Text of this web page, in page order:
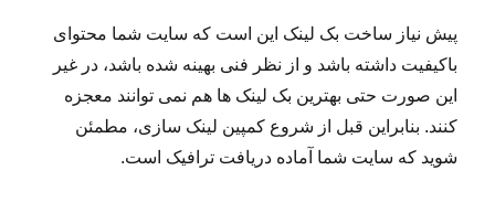
پیش نیاز ساخت بک لینک این است که سایت شما محتوای
باکیفیت داشته باشد و از نظر فنی بهینه شده باشد، در غیر
این صورت حتی بهترین بک لینک ها هم نمی توانند معجزه
کنند. بنابراین قبل از شروع کمپین لینک سازی، مطمئن
شوید که سایت شما آماده دریافت ترافیک است.